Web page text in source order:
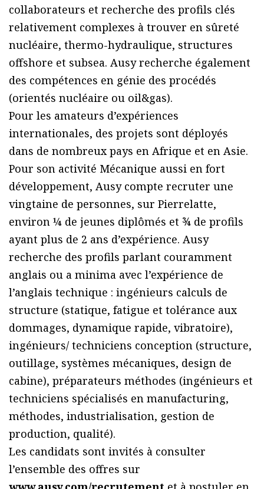
collaborateurs et recherche des profils clés
relativement complexes à trouver en sûreté
nucléaire, thermo-hydraulique, structures
offshore et subsea. Ausy recherche également
des compétences en génie des procédés
(orientés nucléaire ou oil&gas).
Pour les amateurs d’expériences
internationales, des projets sont déployés
dans de nombreux pays en Afrique et en Asie.
Pour son activité Mécanique aussi en fort
développement, Ausy compte recruter une
vingtaine de personnes, sur Pierrelatte,
environ ¼ de jeunes diplômés et ¾ de profils
ayant plus de 2 ans d’expérience. Ausy
recherche des profils parlant couramment
anglais ou a minima avec l’expérience de
l’anglais technique : ingénieurs calculs de
structure (statique, fatigue et tolérance aux
dommages, dynamique rapide, vibratoire),
ingénieurs/ techniciens conception (structure,
outillage, systèmes mécaniques, design de
cabine), préparateurs méthodes (ingénieurs et
techniciens spécialisés en manufacturing,
méthodes, industrialisation, gestion de
production, qualité).
Les candidats sont invités à consulter
l’ensemble des offres sur